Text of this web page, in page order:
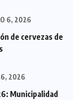
6, 2026
de cervezas de
2026
Municipalidad